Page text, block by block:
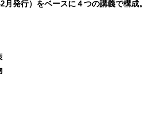
月発行）をベースに４つの講義で構成。